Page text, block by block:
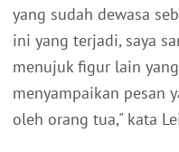
yang sudah dewasa
ini yang terjadi, saya
menujuk figur lain
menyampaikan pesan
oleh orang tua," kata